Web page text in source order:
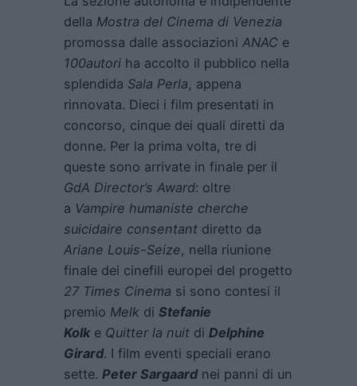
della Mostra del Cinema di Venezia
promossa dalle associazioni ANAC e
100autori ha accolto il pubblico nella
splendida Sala Perla, appena
rinnovata. Dieci i film presentati in
concorso, cinque dei quali diretti da
donne. Per la prima volta, tre di
queste sono arrivate in finale per il
GdA Director’s Award: oltre
a Vampire humaniste cherche
suicidaire consentant diretto da
Ariane Louis-Seize, nella riunione
finale dei cinefili europei del progetto
27 Times Cinema si sono contesi il
premio Melk di Stefanie
Kolke Quitter la nuit di Delphine
Girard. I film eventi speciali erano
sette. Peter Sargaardnei panni di un